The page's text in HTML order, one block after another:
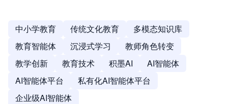
中小学教育 传统文化教育
多模态知识库
教育智能体
沉浸式学习
教师角色转变
教学创新
教育技术 积墨AI
AI智能体
AI智能体平台
私有化AI智能体平台
企业级AI智能体